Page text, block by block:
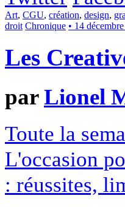
Art, CGU, création, design,
droit Chronique • 14
Les
parLionel
Toute la
L'occasion
: réussites,